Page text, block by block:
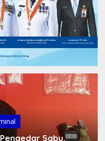
Sabu,